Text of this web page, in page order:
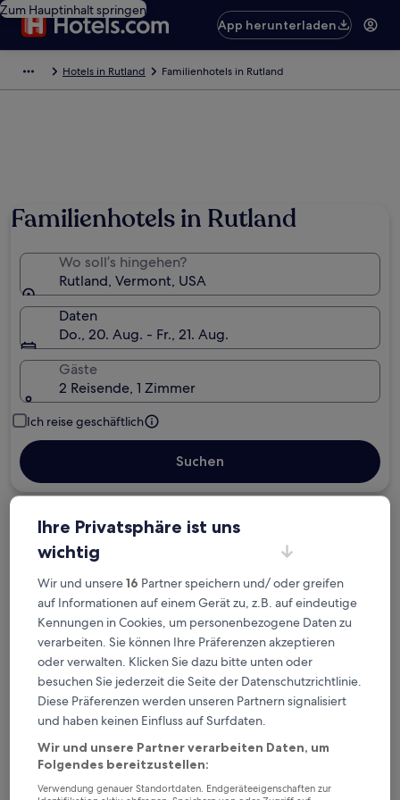
Zum Hauptinhalt springen
App herunterladen
Hotels in Rutland Familienhotels in Rutland
Familienhotels in Rutland
Wo soll’s hingehen?
Rutland, Vermont, USA
Daten
Do., 20. Aug. - Fr., 21. Aug.
Gäste
2 Reisende, 1 Zimmer
Ich reise geschäftlich
Suchen
Kostenlose Stornierung bei
Planänderungen
Verdiene Prämien für jede
wahrgenommene Übernachtung
Mehr sparen mit Preisen für Mitglieder
Überprüfe die Preise für diese Daten
Heute
6. Aug. - 7. Aug.
7. Aug. - 8. Aug.
Ihre Privatsphäre ist uns
wichtig
Wir und unsere16 Partner speichern und/ oder greifen
auf Informationen auf einem Gerät zu, z.B. auf eindeutige
Kennungen in Cookies, um personenbezogene Daten zu
verarbeiten. Sie können Ihre Präferenzen akzeptieren
oder verwalten. Klicken Sie dazu bitte unten oder
besuchen Sie jederzeit die Seite der Datenschutzrichtlinie.
Diese Präferenzen werden unseren Partnern signalisiert
und haben keinen Einfluss auf Surfdaten.
Wir und unsere Partner verarbeiten Daten, um
Folgendes bereitzustellen:
Verwendung genauer Standortdaten. Endgeräteeigenschaften zur